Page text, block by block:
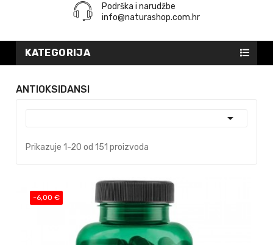
Podrška i narudžbe
info@naturashop.com.hr
KATEGORIJA
ANTIOKSIDANSI

Prikazuje 1-20 od 151 proizvoda
-6,00 €